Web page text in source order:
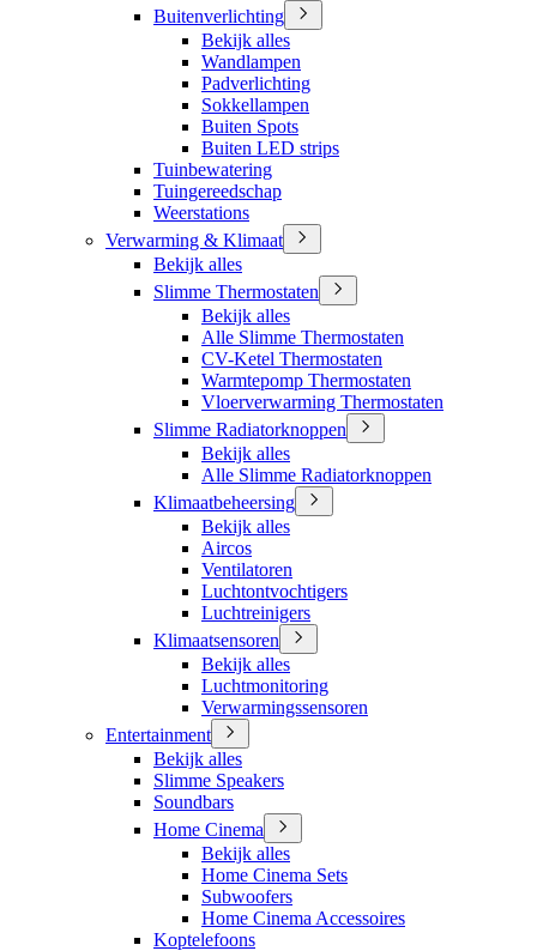
Buitenverlichting
Bekijk alles
Wandlampen
Padverlichting
Sokkellampen
Buiten Spots
Buiten LED strips
Tuinbewatering
Tuingereedschap
Weerstations
Verwarming & Klimaat
Bekijk alles
Slimme Thermostaten
Bekijk alles
Alle Slimme Thermostaten
CV-Ketel Thermostaten
Warmtepomp Thermostaten
Vloerverwarming Thermostaten
Slimme Radiatorknoppen
Bekijk alles
Alle Slimme Radiatorknoppen
Klimaatbeheersing
Bekijk alles
Aircos
Ventilatoren
Luchtontvochtigers
Luchtreinigers
Klimaatsensoren
Bekijk alles
Luchtmonitoring
Verwarmingssensoren
Entertainment
Bekijk alles
Slimme Speakers
Soundbars
Home Cinema
Bekijk alles
Home Cinema Sets
Subwoofers
Home Cinema Accessoires
Koptelefoons